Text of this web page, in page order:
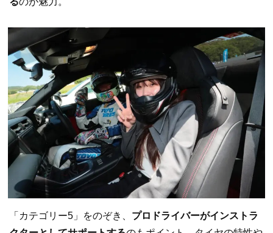
「カテゴリー5」をのぞき、 プロドライバーがインストラ